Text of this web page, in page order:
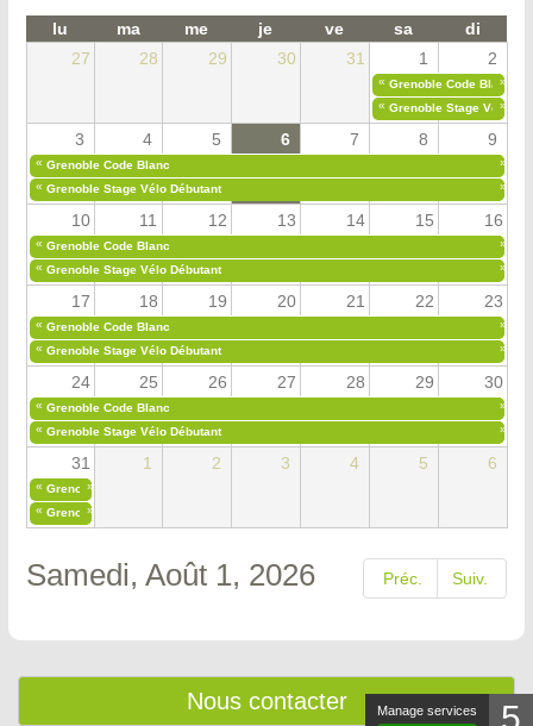
lu ma me je ve sa
di
27
28 29 30 31 1 2
« Grenoble Code Blanc
»
« Grenoble Stage Vélo
»
3 4 5 6 7 8 9
« Grenoble Code Blanc
»
« Grenoble Stage Vélo Débutant »
10 11 12 13 14 15 16
« Grenoble Code Blanc
»
« Grenoble Stage Vélo Débutant »
17 18 19 20 21 22 23
« Grenoble Code Blanc
»
« Grenoble Stage Vélo Débutant »
24 25 26 27 28 29 30
« Grenoble Code Blanc
»
« Grenoble Stage Vélo Débutant »
31 1 2 3 4 5 6
« Grenoble Code Blanc
»
« Grenoble Stage Vélo Débutant
»
Préc. Suiv.
Samedi, Août 1, 2026
Nous contacter Manage services